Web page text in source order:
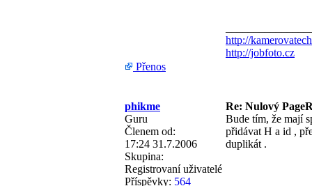
http://
http://jobfoto.cz
Přenos
phikme
Re: Nulový
Guru
Členem od:
17:24 31.7.2006
Skupina:
Registrovaní uživatelé
Příspěvky: 564
Bude tím, že mají
přidávat H a id ,
duplikát .